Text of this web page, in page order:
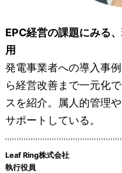
EPC経営の課題にみる
用
発電事業者への導入事
ら経営改善まで一元化
スを紹介。属人的管理
サポートしている。
Leaf Ring株式会社
執行役員